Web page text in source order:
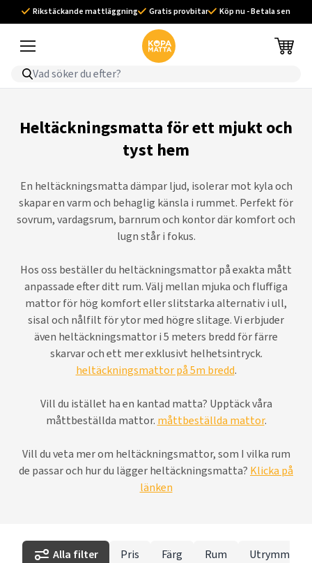
Rikstäckande mattläggning Gratis provbitar Köp nu - Betala sen
Heltäckningsmatta för ett mjukt och
tyst hem
En heltäckningsmatta dämpar ljud, isolerar mot kyla och
skapar en varm och behaglig känsla i rummet. Perfekt för
sovrum, vardagsrum, barnrum och kontor där komfort och
lugn står i fokus.
Hos oss beställer du heltäckningsmattor på exakta mått
anpassade efter ditt rum. Välj mellan mjuka och fluffiga
mattor för hög komfort eller slitstarka alternativ i ull,
sisal och nålfilt för ytor med högre slitage. Vi erbjuder
även heltäckningsmattor i 5 meters bredd för färre
skarvar och ett mer exklusivt helhetsintryck.
heltäckningsmattor på 5m bredd.
Vill du istället ha en kantad matta? Upptäck våra
måttbeställda mattor. måttbeställda mattor.
Vill du veta mer om heltäckningsmattor, som I vilka rum
de passar och hur du lägger heltäckningsmatta? Klicka på
länken
Alla filter Pris Färg Rum Utrymme